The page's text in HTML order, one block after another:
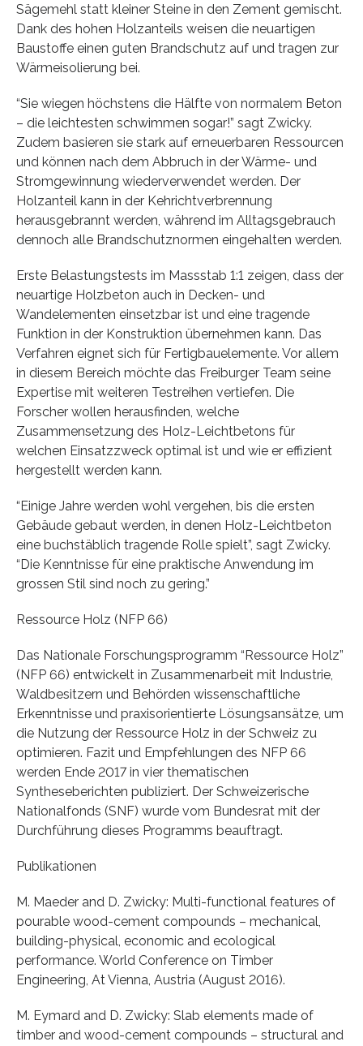
Sägemehl statt kleiner Steine in den Zement gemischt.
Dank des hohen Holzanteils weisen die neuartigen
Baustoffe einen guten Brandschutz auf und tragen zur
Wärmeisolierung bei.
“Sie wiegen höchstens die Hälfte von normalem Beton
– die leichtesten schwimmen sogar!” sagt Zwicky.
Zudem basieren sie stark auf erneuerbaren Ressourcen
und können nach dem Abbruch in der Wärme- und
Stromgewinnung wiederverwendet werden. Der
Holzanteil kann in der Kehrichtverbrennung
herausgebrannt werden, während im Alltagsgebrauch
dennoch alle Brandschutznormen eingehalten werden.
Erste Belastungstests im Massstab 1:1 zeigen, dass der
neuartige Holzbeton auch in Decken- und
Wandelementen einsetzbar ist und eine tragende
Funktion in der Konstruktion übernehmen kann. Das
Verfahren eignet sich für Fertigbauelemente. Vor allem
in diesem Bereich möchte das Freiburger Team seine
Expertise mit weiteren Testreihen vertiefen. Die
Forscher wollen herausfinden, welche
Zusammensetzung des Holz-Leichtbetons für
welchen Einsatzzweck optimal ist und wie er effizient
hergestellt werden kann.
“Einige Jahre werden wohl vergehen, bis die ersten
Gebäude gebaut werden, in denen Holz-Leichtbeton
eine buchstäblich tragende Rolle spielt”, sagt Zwicky.
“Die Kenntnisse für eine praktische Anwendung im
grossen Stil sind noch zu gering.”
Ressource Holz (NFP 66)
Das Nationale Forschungsprogramm “Ressource Holz”
(NFP 66) entwickelt in Zusammenarbeit mit Industrie,
Waldbesitzern und Behörden wissenschaftliche
Erkenntnisse und praxisorientierte Lösungsansätze, um
die Nutzung der Ressource Holz in der Schweiz zu
optimieren. Fazit und Empfehlungen des NFP 66
werden Ende 2017 in vier thematischen
Syntheseberichten publiziert. Der Schweizerische
Nationalfonds (SNF) wurde vom Bundesrat mit der
Durchführung dieses Programms beauftragt.
Publikationen
M. Maeder and D. Zwicky: Multi-functional features of
pourable wood-cement compounds – mechanical,
building-physical, economic and ecological
performance. World Conference on Timber
Engineering, At Vienna, Austria (August 2016).
M. Eymard and D. Zwicky: Slab elements made of
timber and wood-cement compounds – structural and